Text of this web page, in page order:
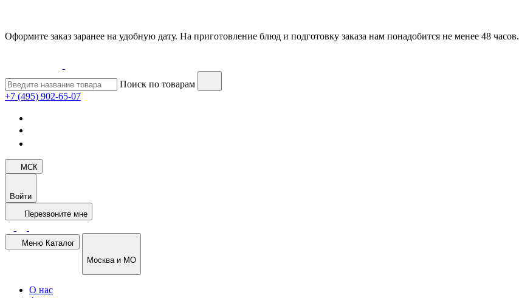
Оформите заказ заранее на удобную дату. На приготовление блюд и подготовку заказа нам понадобится не менее 48 часов.
Поиск по товарам
+7 (495) 902-65-07
МСК
Войти
Перезвоните мне
Меню Каталог
Москва и МО
О нас